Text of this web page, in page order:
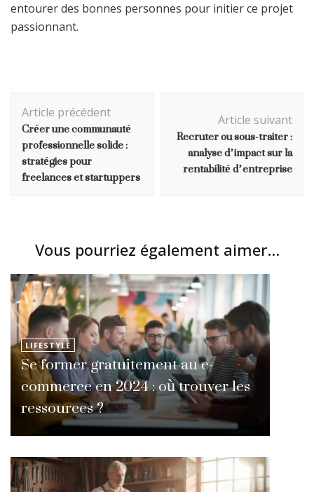
entourer des bonnes personnes pour initier ce projet
passionnant.
d'article
Article précédent
Créer une communauté
professionnelle solide :
stratégies pour
freelances et startuppers
Article suivant
Recruter ou sous-traiter :
analyse d’impact sur la
rentabilité d’entreprise
Vous pourriez également aimer...
LIFESTYLE
Se former gratuitement au e-
commerce en 2024 : où trouver les
ressources ?